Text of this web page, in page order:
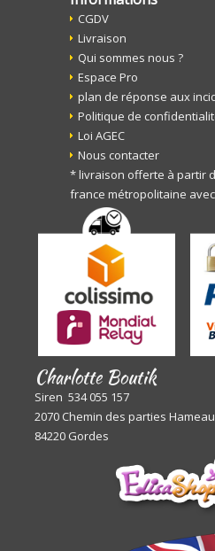
CGDV
Livraison
Qui sommes nous ?
Espace Pro
plan de réponse aux
Politique de
Loi AGEC
Nous contacter
* livraison offerte à partir
france métropolitaine
Charlotte Boutik
Siren 534 055 157
2070 Chemin des parties
84220 Gordes